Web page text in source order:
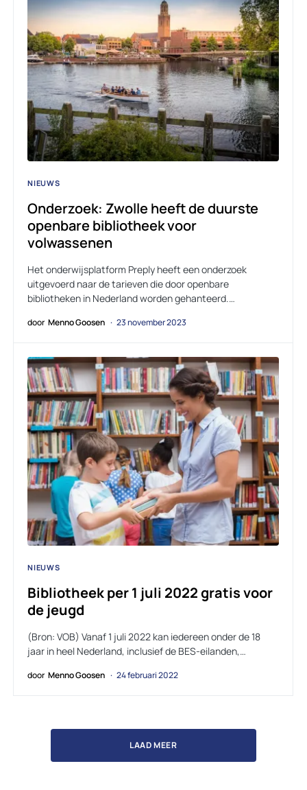
NIEUWS
Onderzoek: Zwolle heeft de duurste
openbare bibliotheek voor
volwassenen
Het onderwijsplatform Preply heeft een onderzoek
uitgevoerd naar de tarieven die door openbare
bibliotheken in Nederland worden gehanteerd.…
door Menno Goosen 23 november 2023
NIEUWS
Bibliotheek per 1 juli 2022 gratis voor
de jeugd
(Bron: VOB) Vanaf 1 juli 2022 kan iedereen onder de 18
jaar in heel Nederland, inclusief de BES-eilanden,…
door Menno Goosen 24 februari 2022
LAAD MEER